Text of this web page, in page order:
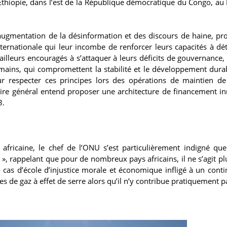
de la désinformation et des discours de haine,
qui leur incombe de renforcer leurs capacités à
encouragés à s’attaquer à leurs déficits de
qui compromettent la stabilité et le développement
respecter ces principes lors des opérations de maintien
général entend proposer une architecture de financement
le chef de l’ONU s’est particulièrement indigné
que pour de nombreux pays africains, il ne s’agit
d’école d’injustice morale et économique infligé à un
de gaz à effet de serre alors qu’il n’y contribue pratiquement